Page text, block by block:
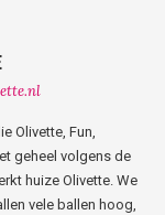
Olivette, Fun,
geheel volgens de
huize Olivette. We
vele ballen hoog,